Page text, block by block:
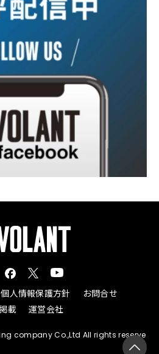
個人情報保護方針
お問合せ
載
運営会社
company Co.,Ltd All rights reserve